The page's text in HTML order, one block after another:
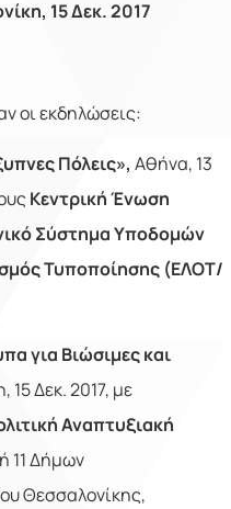
15 Δεκ. 2017
οι εκδηλώσεις:
Πόλεις», Αθήνα, 13
Κεντρική Ένωση
Σύστημα Υποδομών
Τυποποίησης (ΕΛΟΤ/
για Βιώσιμες και
15 Δεκ. 2017, με
Αναπτυξιακή
11 Δήμων
Θεσσαλονίκης,